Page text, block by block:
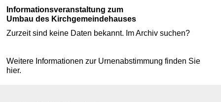
Informationsveranstaltung zum
Umbau des Kirchgemeindehauses
Zurzeit sind keine Daten bekannt. Im Archiv suchen?
Weitere Informationen zur Urnenabstimmung finden Sie
hier.